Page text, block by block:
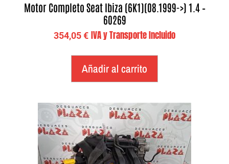
Motor Completo Seat Ibiza (6K1)(08.1999->) 1.4 –
60269
354,05€ IVA y Transporte Incluido
Añadir al carrito